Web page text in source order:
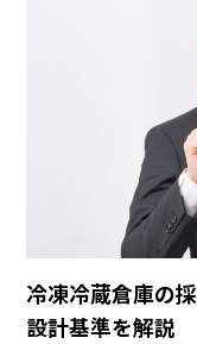
冷凍冷蔵倉庫の
設計基準を解説